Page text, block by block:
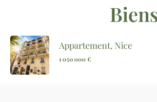
Appartement, Nice
1 050 000 €